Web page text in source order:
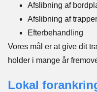
Afslibning af
Afslibning af trapper
Efterbehandling
Vores mål er at give dit
holder i mange år
Lokal